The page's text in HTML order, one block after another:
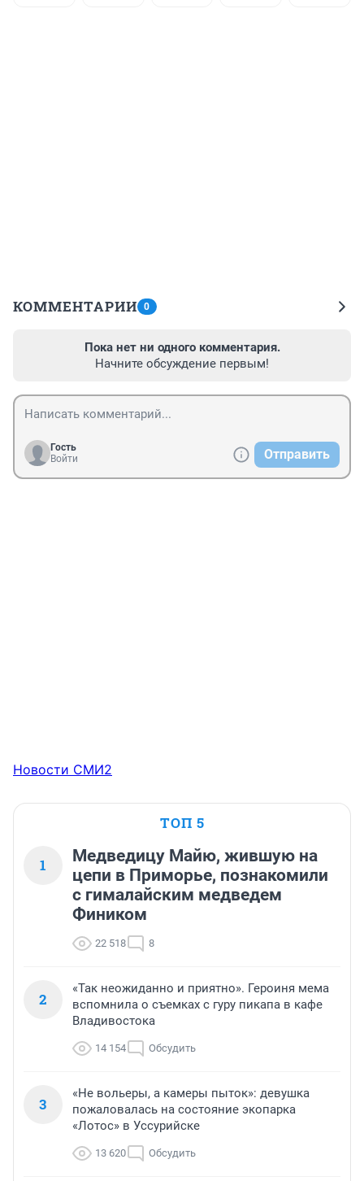
КОММЕНТАРИИ 0
Пока нет ни одного комментария.
Начните обсуждение первым!
Гость
Войти
Отправить
Новости СМИ2
ТОП 5
1
Медведицу Майю, жившую на
цепи в Приморье, познакомили
с гималайским медведем
Фиником
22 518 8
2
«Так неожиданно и приятно». Героиня мема
вспомнила о съемках с гуру пикапа в кафе
Владивостока
14 154 Обсудить
3
«Не вольеры, а камеры пыток»: девушка
пожаловалась на состояние экопарка
«Лотос» в Уссурийске
13 620 Обсудить